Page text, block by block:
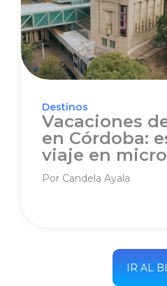
Destinos
Vacaciones
en Córdoba:
viaje en
Por Candela Ayala
IR AL